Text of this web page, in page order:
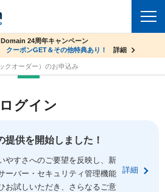
facebook
ーバーV2ビジネス応援キャンペーン
料金1年間無料
詳細
24周年キャンペーン
クーポンGET＆その他特典あり！ 詳細
イン
クオーダー）のお申込み
ログイン
供を開始しました！
やすさへのご要望を反映し、新
ーバー・セキュリティ管理機能
お試しいただき、さらなるご意
詳細